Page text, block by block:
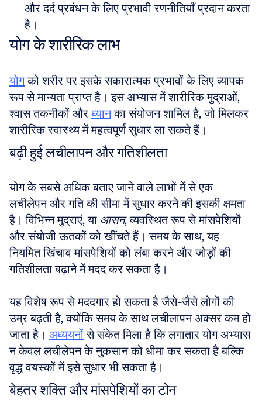
और दर्द प्रबंधन के लिए प्रभावी रणनीतियाँ प्रदान करता
है।
योग के शारीरिक लाभ
योग को शरीर पर इसके सकारात्मक प्रभावों के लिए व्यापक
रूप से मान्यता प्राप्त है। इस अभ्यास में शारीरिक मुद्राओं,
श्वास तकनीकों और ध्यान का संयोजन शामिल है, जो मिलकर
शारीरिक स्वास्थ्य में महत्वपूर्ण सुधार ला सकते हैं।
बढ़ी हुई लचीलापन और गतिशीलता
योग के सबसे अधिक बताए जाने वाले लाभों में से एक
लचीलेपन और गति की सीमा में सुधार करने की इसकी क्षमता
है। विभिन्न मुद्राएं, या आसन, व्यवस्थित रूप से मांसपेशियों
और संयोजी ऊतकों को खींचते हैं। समय के साथ, यह
नियमित खिंचाव मांसपेशियों को लंबा करने और जोड़ों की
गतिशीलता बढ़ाने में मदद कर सकता है।
यह विशेष रूप से मददगार हो सकता है जैसे-जैसे लोगों की
उम्र बढ़ती है, क्योंकि समय के साथ लचीलापन अक्सर कम हो
जाता है। अध्ययनों से संकेत मिला है कि लगातार योग अभ्यास
न केवल लचीलेपन के नुकसान को धीमा कर सकता है बल्कि
वृद्ध वयस्कों में इसे सुधार भी सकता है।
बेहतर शक्ति और मांसपेशियों का टोन